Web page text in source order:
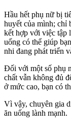
Hầu hết phụ nữ bị
huyết của mình; chỉ
kết hợp với việc tập
uống có thể giúp
nhi đang phát triển
Đối với một số phụ
chất vẫn không đủ
ở mức cao, bạn có
Vì vậy, chuyên gia
ăn uống lành mạnh.